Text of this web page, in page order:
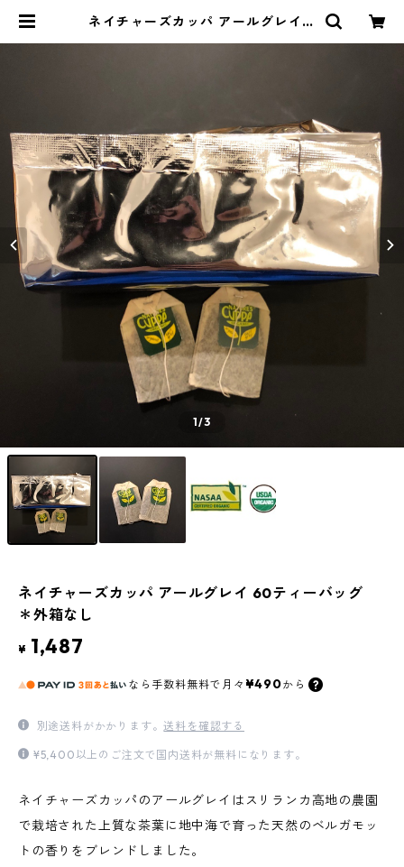
ネイチャーズカッパ アールグレイ 6
1/3
ネイチャーズカッパ アールグレイ 60ティーバッグ
＊外箱なし
¥ 1,487
なら 手数料無料で 月々 ¥490から
別途送料がかかります。送料を確認する
¥5,400以上のご注文で国内送料が無料になります。
ネイチャーズカッパのアールグレイはスリランカ高地の農園
で栽培された上質な茶葉に地中海で育った天然のベルガモッ
トの香りをブレンドしました。